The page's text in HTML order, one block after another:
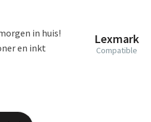
Lexmark
Compatible
in huis!
en inkt